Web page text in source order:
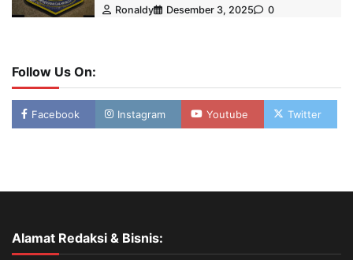
Ronaldy Desember 3, 2025 0
Follow Us On:
Facebook Instagram Youtube Twitter
Alamat Redaksi & Bisnis: